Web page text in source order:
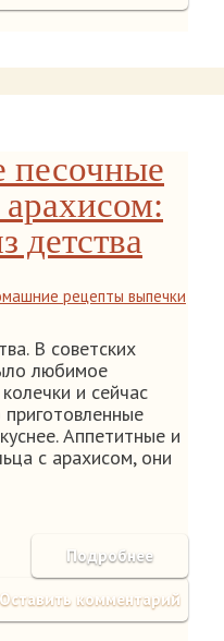
песочные
арахисом:
детства
рецепты выпечки
В советских
любимое
и сейчас
Аппетитные и
с арахисом, они
Подробнее
Оставить комментарий